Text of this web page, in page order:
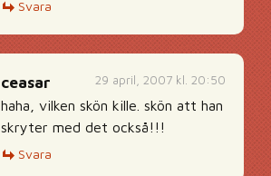
Svara
29 april, 2007 kl. 20:50
ceasar
haha, vilken skön kille. skön att han
skryter med det också!!!
Svara